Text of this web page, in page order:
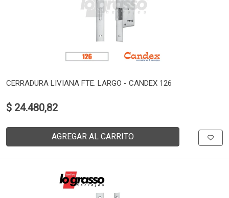
CERRADURA LIVIANA FTE. LARGO - CANDEX 126
$ 24.480,82
AGREGAR AL CARRITO